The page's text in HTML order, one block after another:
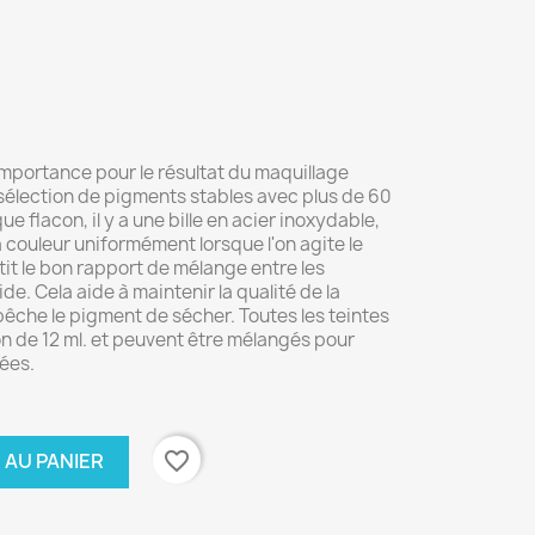
pour le résultat du maquillage
de pigments stables avec plus de 60
flacon, il y a une bille en acier inoxydable,
uniformément lorsque l'on agite le
le bon rapport de mélange entre les
Cela aide à maintenir la qualité de la
le pigment de sécher. Toutes les teintes
de 12 ml. et peuvent être mélangés pour
PANIER favorite_border